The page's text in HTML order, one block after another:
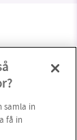
samla in
få in